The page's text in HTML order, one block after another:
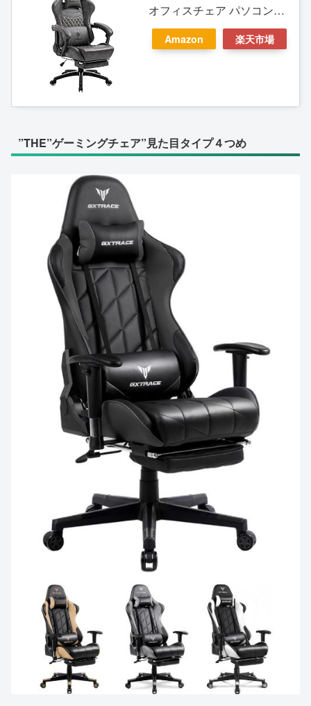
オフィスチェア パソコンチ
ェア PC チェア 椅子 腰の振
動機能 新開発炭素繊維レザ
ポート(グレー)
Amazon 楽天市場
”THE”ゲーミングチェア”見た目タイプ４つめ